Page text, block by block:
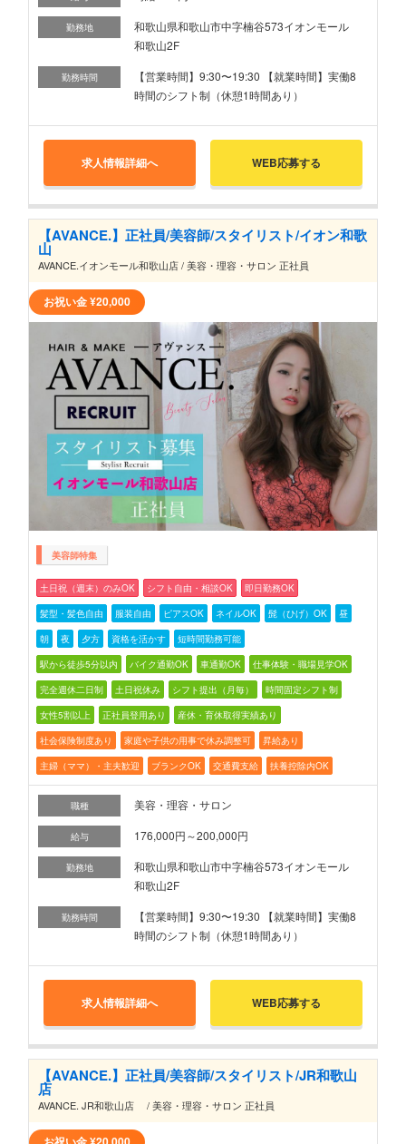
勤務地
和歌山県和歌山市中字楠谷573イオンモール
和歌山2F
勤務時間
【営業時間】9:30〜19:30 【就業時間】実働8
時間のシフト制（休憩1時間あり）
求人情報詳細へ WEB応募する
【AVANCE.】正社員/美容師/スタイリスト/イオン和歌
山
AVANCE.イオンモール和歌山店 / 美容・理容・サロン 正社員
お祝い金¥20,000
美容師特集
土日祝（週末）のみOK シフト自由・相談OK
即日勤務OK
髪型・髪色自由
服装自由 ピアスOK ネイルOK 髭（ひげ）OK
昼
朝
夜 夕方 資格を活かす
短時間勤務可能
駅から徒歩5分以内
バイク通勤OK 車通勤OK
仕事体験・職場見学OK
完全週休二日制
土日祝休み シフト提出（月毎）
時間固定シフト制
女性5割以上
正社員登用あり
産休・育休取得実績あり
社会保険制度あり
家庭や子供の用事で休み調整可
昇給あり
主婦（ママ）・主夫歓迎
ブランクOK 交通費支給 扶養控除内OK
職種 美容・理容・サロン
給与 176,000円～200,000円
勤務地
和歌山県和歌山市中字楠谷573イオンモール
和歌山2F
勤務時間
【営業時間】9:30〜19:30 【就業時間】実働8
時間のシフト制（休憩1時間あり）
求人情報詳細へ WEB応募する
【AVANCE.】正社員/美容師/スタイリスト/JR和歌山
店
AVANCE. JR和歌山店 / 美容・理容・サロン 正社員